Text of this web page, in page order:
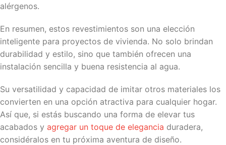
alérgenos.
En resumen, estos revestimientos son una elección
inteligente para proyectos de vivienda. No solo brindan
durabilidad y estilo, sino que también ofrecen una
instalación sencilla y buena resistencia al agua.
Su versatilidad y capacidad de imitar otros materiales los
convierten en una opción atractiva para cualquier hogar.
Así que, si estás buscando una forma de elevar tus
acabados y agregar un toque de elegancia duradera,
considéralos en tu próxima aventura de diseño.